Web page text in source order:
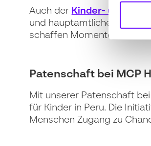
Auch der Kinder- und
und hauptamtlichen
schaffen Momente der
Patenschaft bei MCP
Mit unserer Patenschaft bei
für Kinder in Peru. Die
Menschen Zugang zu